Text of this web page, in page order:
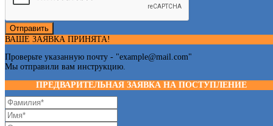
Отправить
ВАШЕ ЗАЯВКА ПРИНЯТА!
Проверьте указанную почту - "example@mail.com"
Мы отправили вам инструкцию.
ПРЕДВАРИТЕЛЬНАЯ ЗАЯВКА НА ПОСТУПЛЕНИЕ